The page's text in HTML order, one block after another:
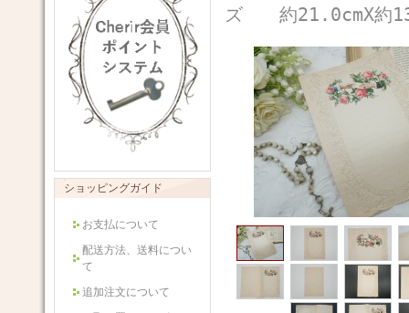
ショッピングガイド
お支払について
配送方法、送料につい
て
追加注文について
ズ 約21.0cmX